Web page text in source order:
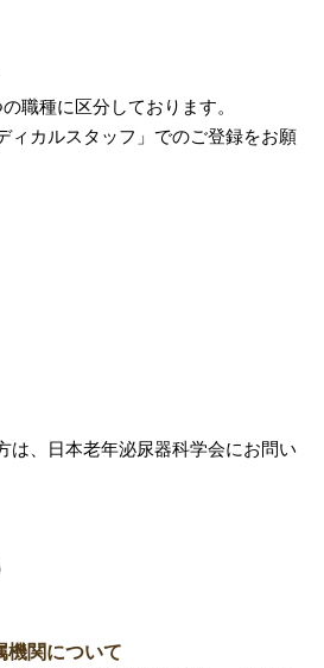
職種に区分しております。
カルスタッフ」でのご登録をお願
は、日本老年泌尿器科学会にお問い
機関について